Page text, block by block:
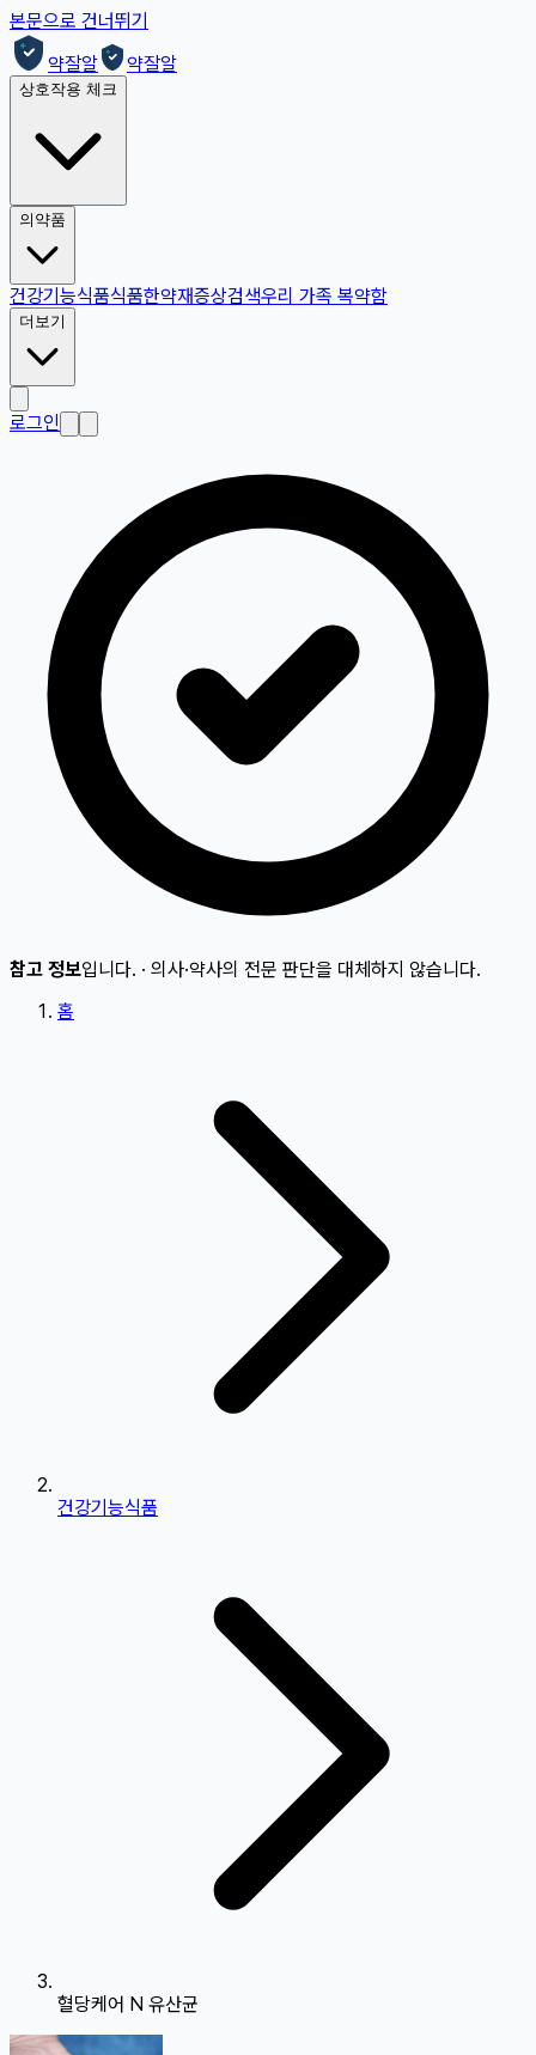
본문으로 건너뛰기
약잘알
약잘알
상호작용 체크
의약품
건강기능식품식품한약재증상검색우리 가족 복약함
더보기
로그인
참고 정보입니다. · 의사·약사의 전문 판단을 대체하지 않습니다.
홈
건강기능식품
혈당케어 N 유산균